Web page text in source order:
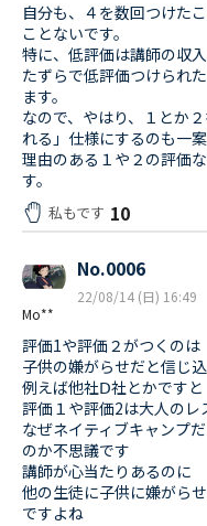
自分も、４を数回つけた
ことないです。
特に、低評価は講師の収
たずらで低評価つけられ
ます。
なので、やはり、１とか
れる」仕様にするのも一案
理由のある１や２の評価
す。
私もです 10
Mo**
No.0006
22/08/14 (日) 16:49
評価1や評価２がつくのは
子供の嫌がらせだと信じ
例えば他社Ⅾ社とかですと
評価１や評価2は大人のレ
なぜネイティブキャンプ
のか不思議です
講師が心当たりあるのに
他の生徒に子供に嫌がら
ですよね